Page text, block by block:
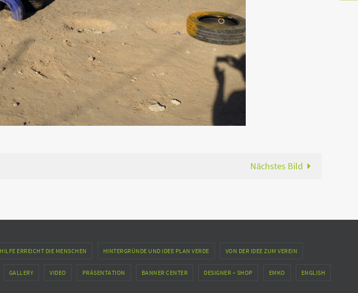
Nächstes Bild
ERREICHT DIE MENSCHEN HINTERGRÜNDE UND IDEE PLAN VERDE VON DER IDEE ZUM VEREIN
GALLERY VIDEO PRÄSENTATION BANNER CENTER DESIGNER – SHOP EMKO ENGLISH